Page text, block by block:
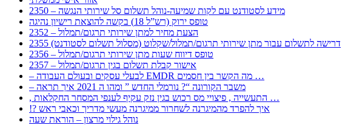
2350 – מידע לסטודנט עם לקות שמיעה-נוהל תשלום סל שירותי הנגשה
טופס ירוק (רש”ל 18) בקשה להוצאת רישיון נהיגה
2352 – הצעת מחיר למתן שירותי תרגום/תמלול
2355 דרישה לתשלום עבור מתן שירותי תרגום/תמלול/שקלוט (מסלול תשלום לסטודנט)
2356 – טופס דיווח שעות מתן שירותי תרגום/תמלול
2357 – אישור קבלת תשלום בגין תרגום/תמלול
– לבעלי עסקים ובעולם העבודה EMDR מה הקשר בין חסמים …
– משבר הקורונה “? נורמלי החדש ” ומהו ה 2021 איך תראה
, התעשייה , פיצויי מס רכוש בגין נזק עקיף לענפי המסחר החקלאות …
!? איך להפרד מהמיגרנה לשחרור ממיגרנה מעשי מדריך וכאבי ראש
נוהל גילוי מרצון – הוראת שעה